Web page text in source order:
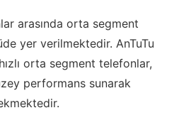
arasında orta segment
yer verilmektedir. AnTuTu
orta segment telefonlar,
performans sunarak